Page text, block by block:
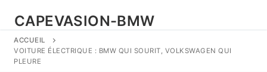
CAPEVASION-BMW
ACCUEIL
VOITURE ÉLECTRIQUE : BMW QUI SOURIT, VOLKSWAGEN QUI
PLEURE